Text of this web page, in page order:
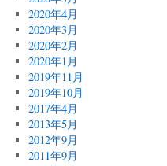
2020年4月
2020年3月
2020年2月
2020年1月
2019年11月
2019年10月
2017年4月
2013年5月
2012年9月
2011年9月